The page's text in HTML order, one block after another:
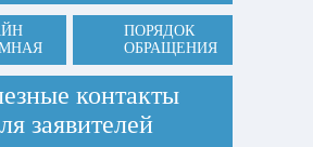
ПОРЯДОК
ОБРАЩЕНИЯ
контакты
заявителей